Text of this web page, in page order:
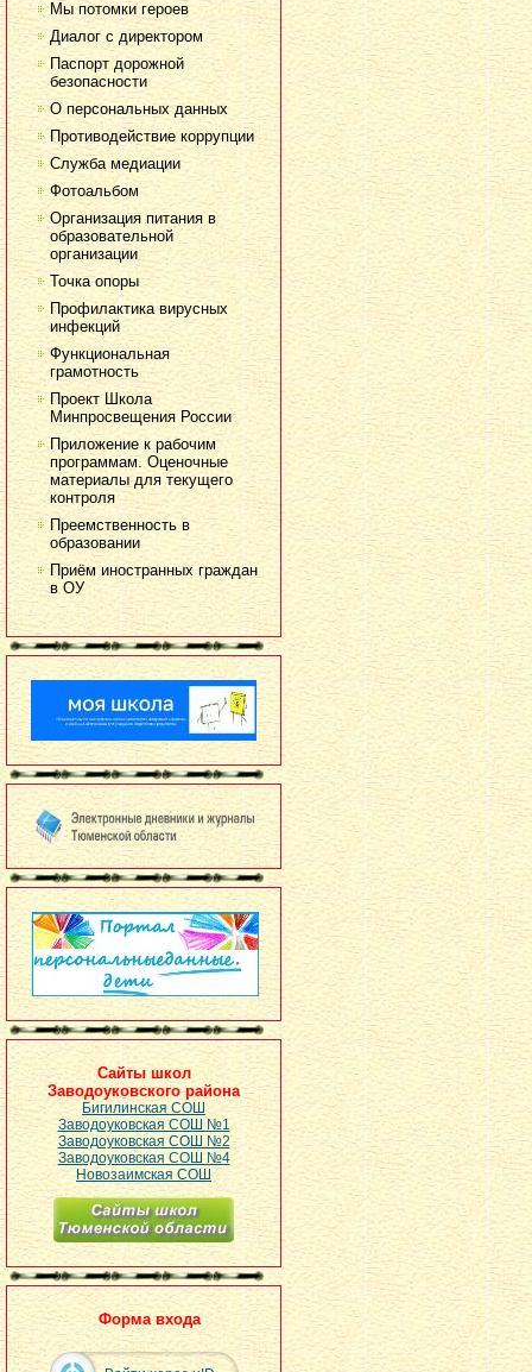
Мы потомки героев
Диалог с директором
Паспорт дорожной
безопасности
О персональных данных
Противодействие коррупции
Служба медиации
Фотоальбом
Организация питания в
образовательной
организации
Точка опоры
Профилактика вирусных
инфекций
Функциональная
грамотность
Проект Школа
Минпросвещения России
Приложение к рабочим
программам. Оценочные
материалы для текущего
контроля
Преемственность в
образовании
Приём иностранных граждан
в ОУ
Сайты школ
Заводоуковского района
Бигилинская СОШ
Заводоуковская СОШ №1
Заводоуковская СОШ №2
Заводоуковская СОШ №4
Новозаимская СОШ
Форма входа